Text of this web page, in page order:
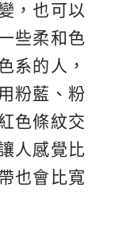
，也可以
些柔和色
系的人，
粉藍、粉
色條紋交
人感覺比
也會比寬